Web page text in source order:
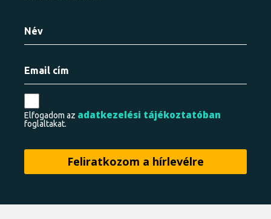
Elfogadom az adatkezelési tájékoztatóban
foglaltakat.